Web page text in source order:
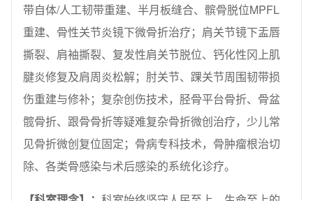
带自体/人工韧带重建、半月板缝合、髌骨脱位MPFL
重建、骨性关节炎镜下微骨折治疗；肩关节镜下盂唇
撕裂、肩袖撕裂、复发性肩关节脱位、钙化性冈上肌
腱炎修复及肩周炎松解；肘关节、踝关节周围韧带损
伤重建与修补；复杂创伤技术，胫骨平台骨折、骨盆
髋骨折、跟骨骨折等疑难复杂骨折微创治疗，少儿常
见骨折微创复位固定；骨病专科技术，骨肿瘤根治切
除、各类骨感染与术后感染的系统化诊疗。